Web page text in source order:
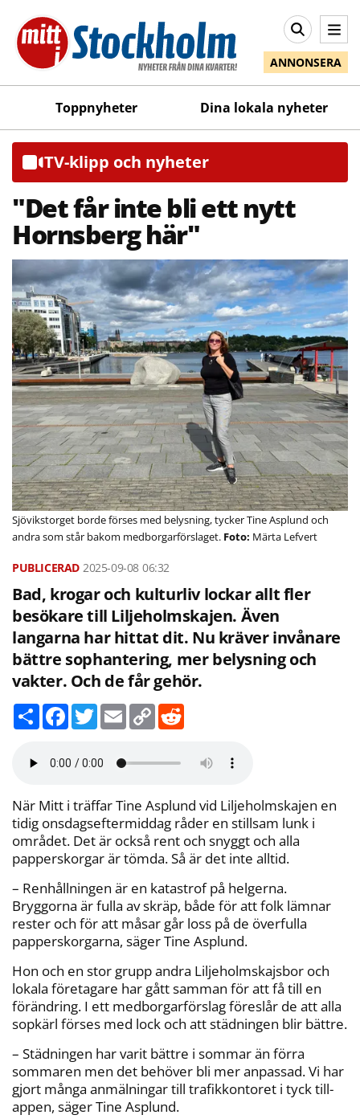
ANNONSERA
Toppnyheter Dina lokala nyheter
TV-klipp och nyheter
"Det får inte bli ett nytt
Hornsberg här"
Sjövikstorget borde förses med belysning, tycker Tine Asplund och
andra som står bakom medborgarförslaget.
Märta Lefvert
2025-09-08 06:32
Bad, krogar och kulturliv lockar allt fler
besökare till Liljeholmskajen. Även
langarna har hittat dit. Nu kräver invånare
bättre sophantering, mer belysning och
vakter. Och de får gehör.
D
e
F
a
b
k
T
w
t
E
m
l
C
o
L
k
När Mitt i träffar Tine Asplund vid Liljeholmskajen en
tidig onsdagseftermiddag råder en stillsam lunk i
området. Det är också rent och snyggt och alla
papperskorgar är tömda. Så är det inte alltid.
– Renhållningen är en katastrof på helgerna.
Bryggorna är fulla av skräp, både för att folk lämnar
rester och för att måsar går loss på de överfulla
papperskorgarna, säger Tine Asplund.
Hon och en stor grupp andra Liljeholmskajsbor och
lokala företagare har gått samman för att få till en
förändring. I ett medborgarförslag föreslår de att alla
sopkärl förses med lock och att städningen blir bättre.
– Städningen har varit bättre i sommar än förra
sommaren men det behöver bli mer anpassad. Vi har
gjort många anmälningar till trafikkontoret i tyck till-
appen, säger Tine Asplund.